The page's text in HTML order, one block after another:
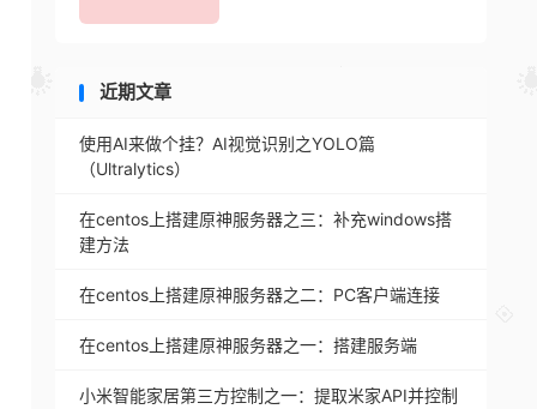
近期文章
使用AI来做个挂？AI视觉识别之YOLO篇
（Ultralytics）
在centos上搭建原神服务器之三：补充windows搭
建方法
在centos上搭建原神服务器之二：PC客户端连接
在centos上搭建原神服务器之一：搭建服务端
小米智能家居第三方控制之一：提取米家API并控制